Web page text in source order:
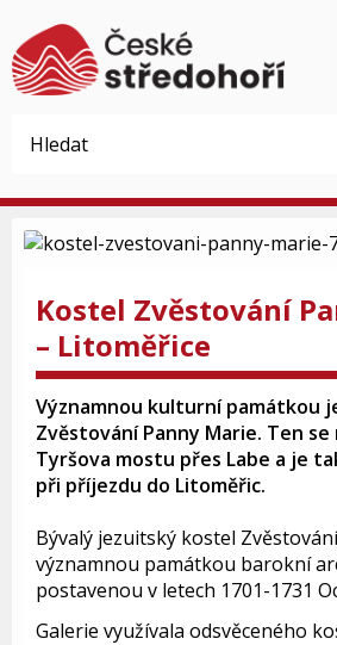
Kostel Zvěstování
– Litoměřice
Významnou kulturní památkou
Zvěstování Panny Marie. Ten
Tyršova mostu přes Labe a je
při příjezdu do Litoměřic.
Bývalý jezuitský kostel
významnou památkou barokní
postavenou v letech 1701-1731
Galerie využívala odsvěceného